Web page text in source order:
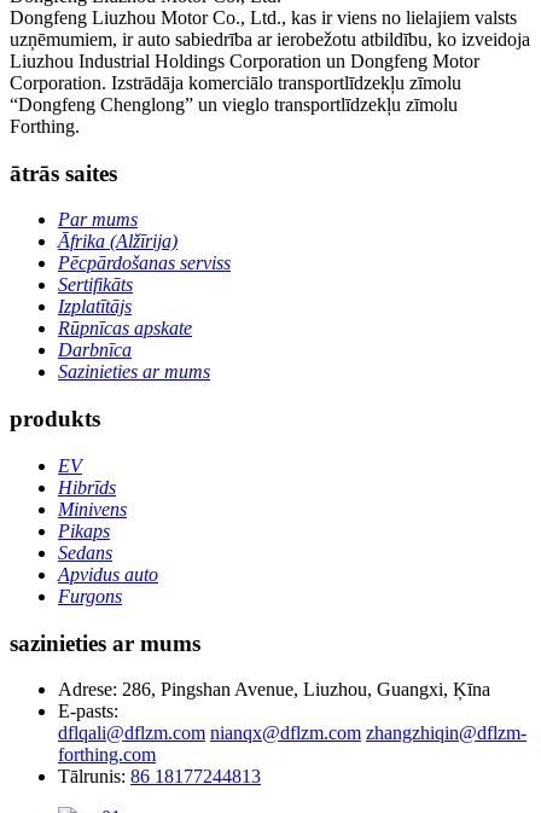
Dongfeng Liuzhou Motor Co., Ltd., kas ir viens no lielajiem valsts
uzņēmumiem, ir auto sabiedrība ar ierobežotu atbildību, ko izveidoja
Liuzhou Industrial Holdings Corporation un Dongfeng Motor
Corporation. Izstrādāja komerciālo transportlīdzekļu zīmolu
“Dongfeng Chenglong” un vieglo transportlīdzekļu zīmolu
Forthing.
ātrās saites
Par mums
Āfrika (Alžīrija)
Pēcpārdošanas serviss
Sertifikāts
Izplatītājs
Rūpnīcas apskate
Darbnīca
Sazinieties ar mums
produkts
EV
Hibrīds
Minivens
Pikaps
Sedans
Apvidus auto
Furgons
sazinieties ar mums
Adrese: 286, Pingshan Avenue, Liuzhou, Guangxi, Ķīna
E-pasts:
dflqali@dflzm.com nianqx@dflzm.com zhangzhiqin@dflzm-
forthing.com
Tālrunis: 86 18177244813